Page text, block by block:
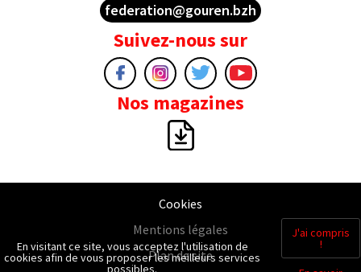
federation@gouren.bzh
Suivez-nous sur
Nos magazines
Cookies
Mentions légales
Plan de site
En visitant ce site, vous acceptez l'utilisation de
cookies afin de vous proposer les meilleurs services
possibles.
J'ai compris
!